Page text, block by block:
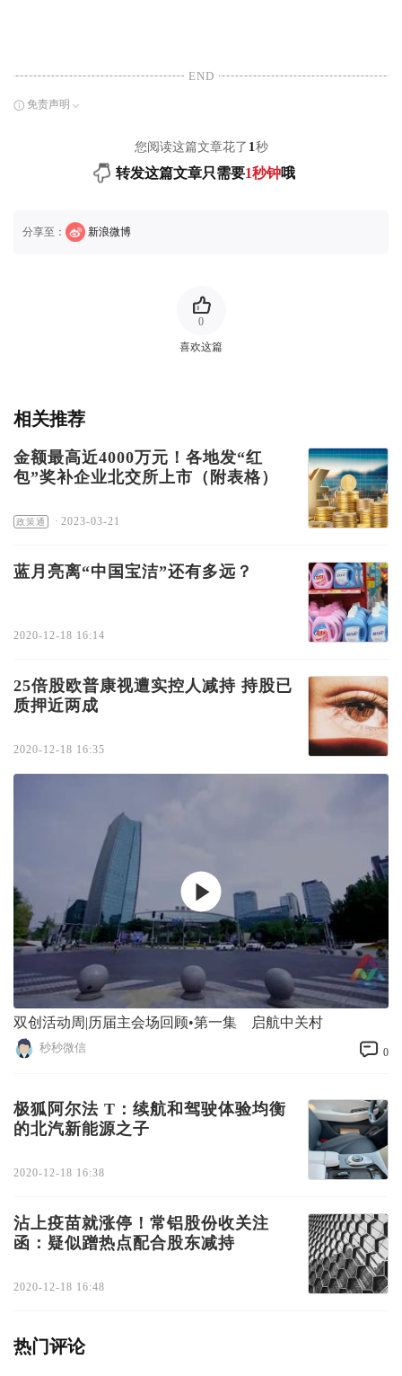
END
免责声明
您阅读这篇文章花了 1秒
转发这篇文章只需要1秒钟哦
分享至： 新浪微博
喜欢这篇
0
相关推荐
金额最高近4000万元！各地发“红
包”奖补企业北交所上市（附表格）
政策通 · 2023-03-21
蓝月亮离“中国宝洁”还有多远？
2020-12-18 16:14
25倍股欧普康视遭实控人减持 持股已
质押近两成
2020-12-18 16:35
双创活动周|历届主会场回顾•第一集 启航中关村
秒秒微信 0
极狐阿尔法 T：续航和驾驶体验均衡
的北汽新能源之子
2020-12-18 16:38
沾上疫苗就涨停！常铝股份收关注
函：疑似蹭热点配合股东减持
2020-12-18 16:48
热门评论